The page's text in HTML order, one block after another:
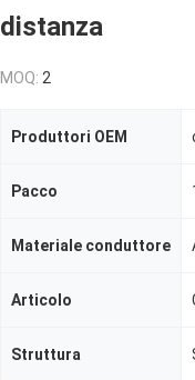
distanza
MOQ: 2
Produttori OEM
Pacco
Materiale conduttore
Articolo
Struttura